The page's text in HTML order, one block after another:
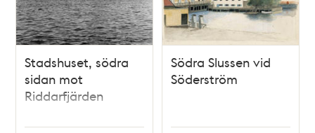
Stadshuset, södra
sidan mot
Riddarfjärden
Södra Slussen vid
Söderström